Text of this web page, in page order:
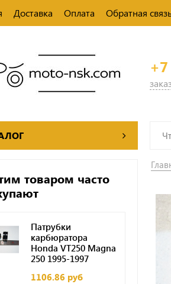
Доставка Оплата Обратная
товаром часто
Патрубки
карбюратора
Honda VT250 Magna
250 1995-1997
1106.86 руб